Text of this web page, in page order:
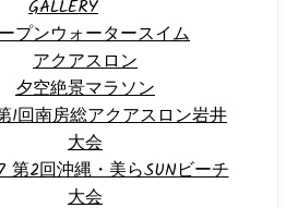
GALLERY
プンウォータースイム
アクアスロン
夕空絶景マラソン
1回南房総アクアスロン岩井
大会
第2回沖縄・美らSUNビーチ
大会